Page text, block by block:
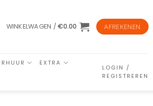
WINKELWAGEN /€0.00 AFREKENEN
EXTRA
LOGIN /
REGISTREREN